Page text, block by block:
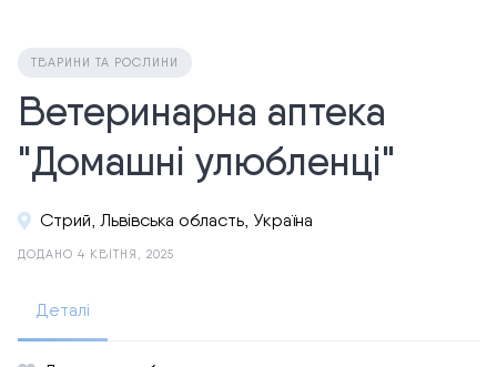
ТВАРИНИ ТА РОСЛИНИ
Ветеринарна аптека
"Домашні улюбленці"
Стрий, Львівська область, Україна
ДОДАНО 4 КВІТНЯ, 2025
Деталі